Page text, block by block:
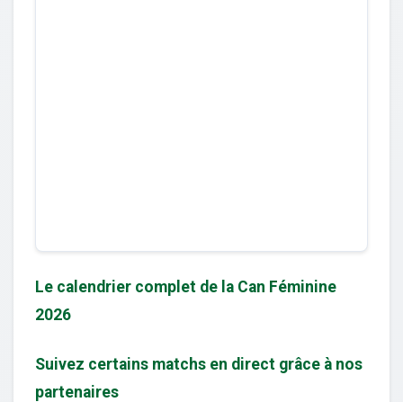
Le calendrier complet de la Can Féminine
2026
Suivez certains matchs en direct grâce à nos
partenaires